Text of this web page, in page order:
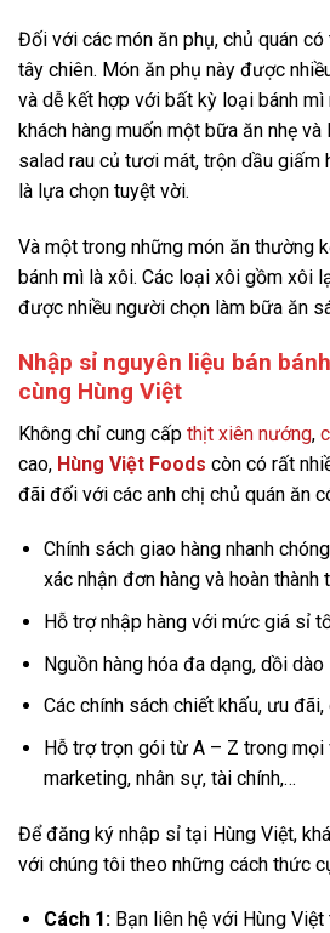
Đối với các món ăn phụ, chủ quán có
tây chiên. Món ăn phụ này được
và dễ kết hợp với bất kỳ loại bánh
khách hàng muốn một bữa ăn nhẹ
salad rau củ tươi mát, trộn dầu giấm
là lựa chọn tuyệt vời.
Và một trong những món ăn thường
bánh mì là xôi. Các loại xôi gồm xôi
được nhiều người chọn làm bữa ăn
Nhập sỉ nguyên liệu bán
cùng Hùng Việt
Không chỉ cung cấp thịt xiên nướng,
cao, Hùng Việt Foods còn có rất
đãi đối với các anh chị chủ quán ăn
Chính sách giao hàng nhanh
xác nhận đơn hàng và hoàn thành
Hỗ trợ nhập hàng với mức giá sỉ
Nguồn hàng hóa đa dạng, dồi dào
Các chính sách chiết khấu, ưu
Hỗ trợ trọn gói từ A – Z trong mọi
marketing, nhân sự, tài chính,…
Để đăng ký nhập sỉ tại Hùng Việt,
với chúng tôi theo những cách thức
Cách 1:Bạn liên hệ với Hùng